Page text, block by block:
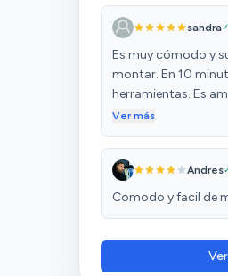
sandra
Es muy cómodo y
montar. En 10
herramientas. Es
respaldo muy
de 1.70
Ver más
Andres
Comodo y facil de